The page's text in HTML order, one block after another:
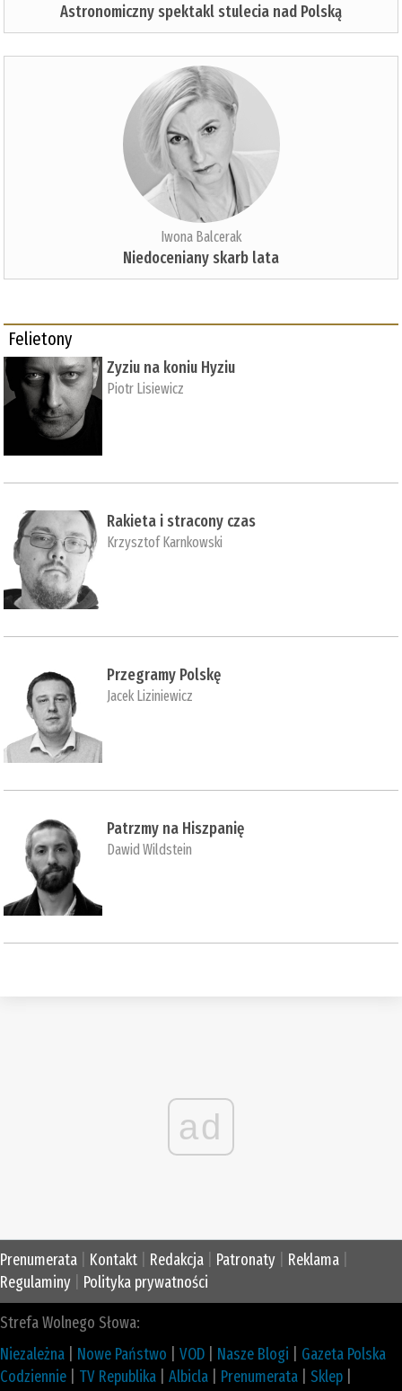
Astronomiczny spektakl stulecia nad Polską
Iwona Balcerak
Niedoceniany skarb lata
Felietony
Zyziu na koniu Hyziu
Piotr Lisiewicz
Rakieta i stracony czas
Krzysztof Karnkowski
Przegramy Polskę
Jacek Liziniewicz
Patrzmy na Hiszpanię
Dawid Wildstein
ad
Prenumerata Kontakt Redakcja Patronaty Reklama
Regulaminy
Polityka prywatności
Strefa Wolnego Słowa:
Niezależna
Nowe Państwo VOD Nasze Blogi
Gazeta Polska
Codziennie
TV Republika Albicla Prenumerata Sklep